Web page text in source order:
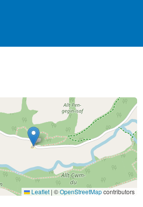
Leaflet | ©OpenStreetMapcontributors